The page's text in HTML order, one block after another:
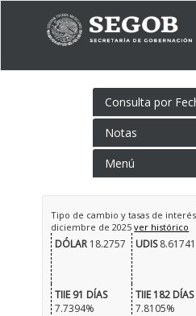
Consulta por
Notas
Menú
Tipo de cambio y tasas de
diciembre de 2025ver histórico
DÓLAR18.2757 UDIS
TIIE 91 DÍAS
7.7394%
TIIE 182 DÍAS
7.8105%